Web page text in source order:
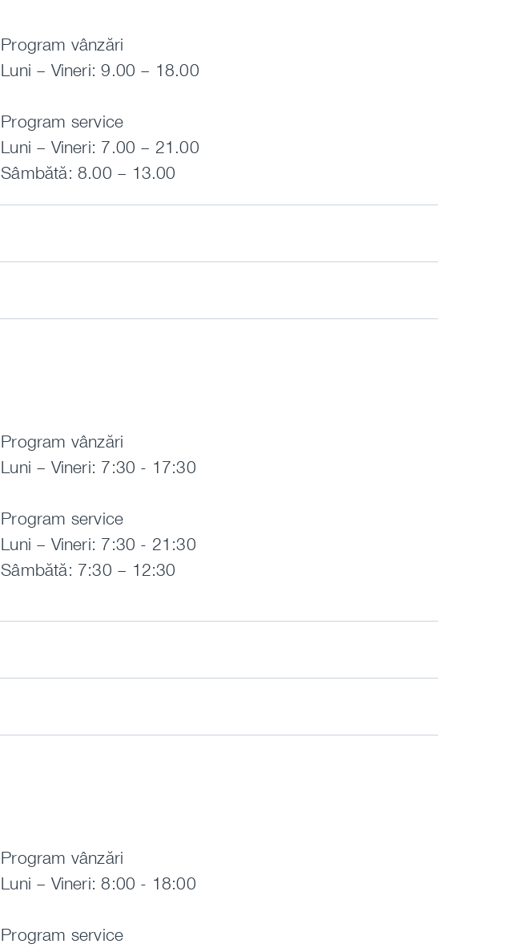
Program vânzări
Luni – Vineri: 9.00 – 18.00
Program service
Luni – Vineri: 7.00 – 21.00
Sâmbătă: 8.00 – 13.00
Program vânzări
Luni – Vineri: 7:30 - 17:30
Program service
Luni – Vineri: 7:30 - 21:30
Sâmbătă: 7:30 – 12:30
Program vânzări
Luni – Vineri: 8:00 - 18:00
Program service